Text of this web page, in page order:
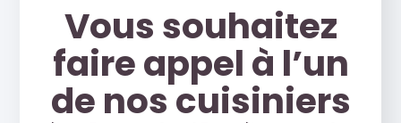
Vous souhaitez
faire appel à l’un
de nos cuisiniers